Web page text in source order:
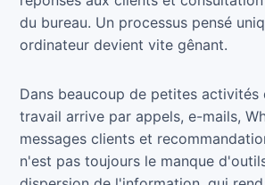
du bureau. Un processus pensé
ordinateur devient vite gênant.
Dans beaucoup de petites activités
travail arrive par appels, e-mails,
messages clients et
n'est pas toujours le manque